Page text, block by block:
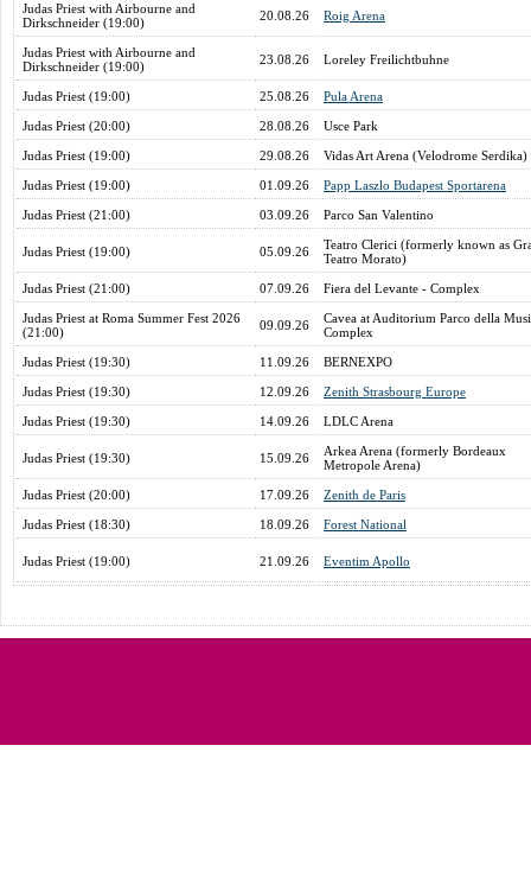
Judas Priest with Airbourne and
Dirkschneider (19:00)
20.08.26 Roig Arena
Judas Priest with Airbourne and
Dirkschneider (19:00)
23.08.26 Loreley Freilichtbuhne
Judas Priest (19:00) 25.08.26 Pula Arena
Judas Priest (20:00) 28.08.26 Usce Park
Judas Priest (19:00) 29.08.26 Vidas Art Arena (Velodrome
Judas Priest (19:00) 01.09.26 Papp Laszlo Budapest Sportarena
Judas Priest (21:00) 03.09.26 Parco San Valentino
Judas Priest (19:00) 05.09.26
Teatro Clerici (formerly known as
Teatro Morato)
Judas Priest (21:00) 07.09.26 Fiera del Levante - Complex
Judas Priest at Roma Summer Fest 2026
(21:00)
09.09.26
Cavea at Auditorium Parco della
Complex
Judas Priest (19:30) 11.09.26 BERNEXPO
Judas Priest (19:30) 12.09.26 Zenith Strasbourg Europe
Judas Priest (19:30) 14.09.26 LDLC Arena
Judas Priest (19:30) 15.09.26
Arkea Arena (formerly Bordeaux
Metropole Arena)
Judas Priest (20:00) 17.09.26 Zenith de Paris
Judas Priest (18:30) 18.09.26 Forest National
Judas Priest (19:00) 21.09.26 Eventim Apollo